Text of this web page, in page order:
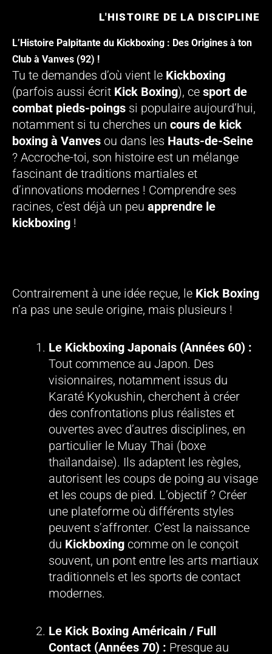
L'HISTOIRE DE LA DISCIPLINE
L’Histoire Palpitante du Kickboxing : Des Origines à ton
Club à Vanves (92) !
Tu te demandes d’où vient le Kickboxing
(parfois aussi écrit Kick Boxing), ce sport de
combat pieds-poings si populaire aujourd’hui,
notamment si tu cherches un cours de kick
boxing à Vanves ou dans les Hauts-de-Seine
? Accroche-toi, son histoire est un mélange
fascinant de traditions martiales et
d’innovations modernes ! Comprendre ses
racines, c’est déjà un peu apprendre le
kickboxing !
Contrairement à une idée reçue, le Kick Boxing
n’a pas une seule origine, mais plusieurs !
Le Kickboxing Japonais (Années 60) :
Tout commence au Japon. Des
visionnaires, notamment issus du
Karaté Kyokushin, cherchent à créer
des confrontations plus réalistes et
ouvertes avec d’autres disciplines, en
particulier le Muay Thai (boxe
thaïlandaise). Ils adaptent les règles,
autorisent les coups de poing au visage
et les coups de pied. L’objectif ? Créer
une plateforme où différents styles
peuvent s’affronter. C’est la naissance
du Kickboxing comme on le conçoit
souvent, un pont entre les arts martiaux
traditionnels et les sports de contact
modernes.
Le Kick Boxing Américain / Full
Contact (Années 70) : Presque au